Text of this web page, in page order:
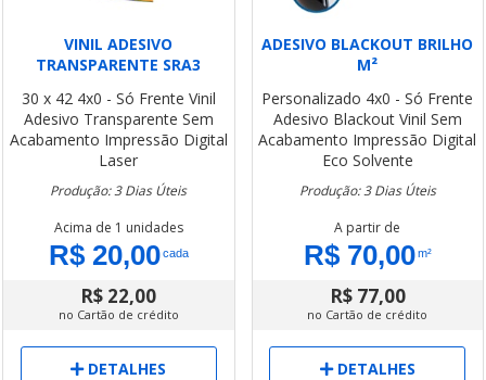
VINIL ADESIVO
TRANSPARENTE SRA3
30 x 42 4x0 - Só Frente Vinil
Adesivo Transparente Sem
Acabamento Impressão Digital
Laser
Produção: 3 Dias Úteis
Acima de 1 unidades
R$ 20,00cada
R$ 22,00
no Cartão de crédito
DETALHES
ADESIVO BLACKOUT BRILHO
M²
Personalizado 4x0 - Só Frente
Adesivo Blackout Vinil Sem
Acabamento Impressão Digital
Eco Solvente
Produção: 3 Dias Úteis
A partir de
R$ 70,00m²
R$ 77,00
no Cartão de crédito
DETALHES